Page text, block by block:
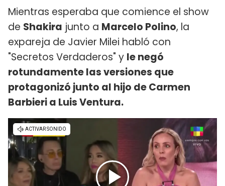
Mientras esperaba que comience el show
de Shakira junto a Marcelo Polino, la
expareja de Javier Milei habló con
"Secretos Verdaderos" y le negó
rotundamente las versiones que
protagonizó junto al hijo de Carmen
Barbieri a Luis Ventura.